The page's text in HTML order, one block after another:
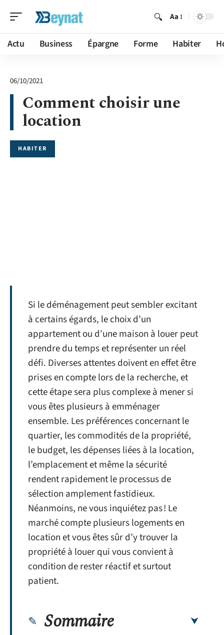
Aa
Actu Business Épargne Forme Habiter
06/10/2021
Comment choisir une
location
HABITER
Si le déménagement peut sembler excitant
à certains égards, le choix d’un
appartement ou d’une maison à louer peut
prendre du temps et représenter un réel
défi. Diverses attentes doivent en effet être
prises en compte lors de la recherche, et
cette étape sera plus complexe à mener si
vous êtes plusieurs à emménager
ensemble. Les préférences concernant le
quartier, les commodités de la propriété,
le budget, les dépenses liées à la location,
l’emplacement et même la sécurité
rendent rapidement le processus de
sélection amplement fastidieux.
Néanmoins, ne vous inquiétez pas ! Le
marché compte plusieurs logements en
location et vous êtes sûr d’y trouver la
propriété à louer qui vous convient à
condition de rester réactif et surtout
patient.
Sommaire